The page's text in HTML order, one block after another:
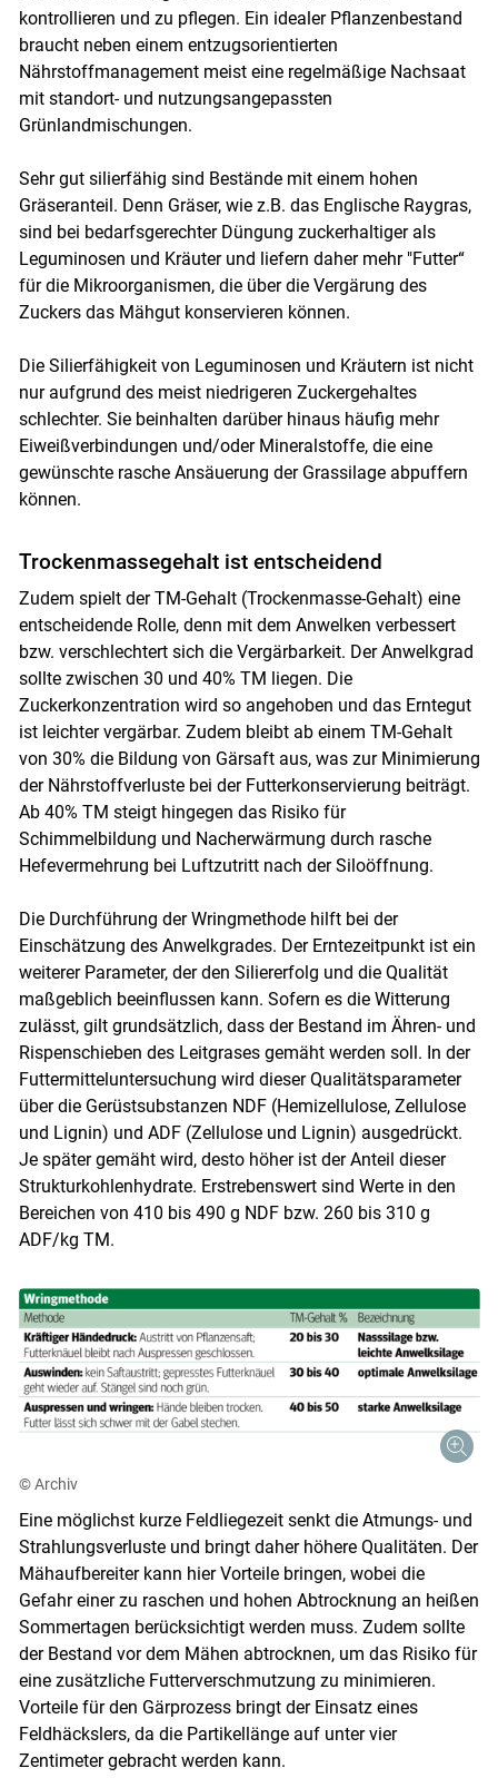
Skip to main content
kontrollieren und zu pflegen. Ein idealer Pflanzenbestand
braucht neben einem entzugsorientierten
Nährstoffmanagement meist eine regelmäßige Nachsaat
mit standort- und nutzungsangepassten
Grünlandmischungen.
Sehr gut silierfähig sind Bestände mit einem hohen
Gräseranteil. Denn Gräser, wie z.B. das Englische Raygras,
sind bei bedarfsgerechter Düngung zuckerhaltiger als
Leguminosen und Kräuter und liefern daher mehr "Futter“
für die Mikroorganismen, die über die Vergärung des
Zuckers das Mähgut konservieren können.
Die Silierfähigkeit von Leguminosen und Kräutern ist nicht
nur aufgrund des meist niedrigeren Zuckergehaltes
schlechter. Sie beinhalten darüber hinaus häufig mehr
Eiweißverbindungen und/oder Mineralstoffe, die eine
gewünschte rasche Ansäuerung der Grassilage abpuffern
können.
Trockenmassegehalt ist entscheidend
Zudem spielt der TM-Gehalt (Trockenmasse-Gehalt) eine
entscheidende Rolle, denn mit dem Anwelken verbessert
bzw. verschlechtert sich die Vergärbarkeit. Der Anwelkgrad
sollte zwischen 30 und 40% TM liegen. Die
Zuckerkonzentration wird so angehoben und das Erntegut
ist leichter vergärbar. Zudem bleibt ab einem TM-Gehalt
von 30% die Bildung von Gärsaft aus, was zur Minimierung
der Nährstoffverluste bei der Futterkonservierung beiträgt.
Ab 40% TM steigt hingegen das Risiko für
Schimmelbildung und Nacherwärmung durch rasche
Hefevermehrung bei Luftzutritt nach der Siloöffnung.
Die Durchführung der Wringmethode hilft bei der
Einschätzung des Anwelkgrades. Der Erntezeitpunkt ist ein
weiterer Parameter, der den Siliererfolg und die Qualität
maßgeblich beeinflussen kann. Sofern es die Witterung
zulässt, gilt grundsätzlich, dass der Bestand im Ähren- und
Rispenschieben des Leitgrases gemäht werden soll. In der
Futtermitteluntersuchung wird dieser Qualitätsparameter
über die Gerüstsubstanzen NDF (Hemizellulose, Zellulose
und Lignin) und ADF (Zellulose und Lignin) ausgedrückt.
Je später gemäht wird, desto höher ist der Anteil dieser
Strukturkohlenhydrate. Erstrebenswert sind Werte in den
Bereichen von 410 bis 490 g NDF bzw. 260 bis 310 g
ADF/kg TM.
© Archiv
Eine möglichst kurze Feldliegezeit senkt die Atmungs- und
Strahlungsverluste und bringt daher höhere Qualitäten. Der
Mähaufbereiter kann hier Vorteile bringen, wobei die
Gefahr einer zu raschen und hohen Abtrocknung an heißen
Sommertagen berücksichtigt werden muss. Zudem sollte
der Bestand vor dem Mähen abtrocknen, um das Risiko für
eine zusätzliche Futterverschmutzung zu minimieren.
Vorteile für den Gärprozess bringt der Einsatz eines
Feldhäckslers, da die Partikellänge auf unter vier
Zentimeter gebracht werden kann.